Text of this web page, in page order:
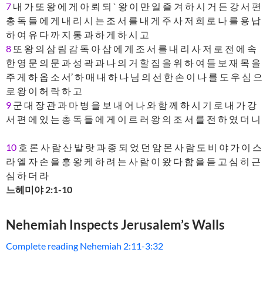
7 내 가 또 왕 에 게 아 뢰 되 ` 왕 이 만 일 즐 겨 하 시 거 든 강 서 편
총 독 들 에 게 내 리 시 는 조 서 를 내 게 주 사 저 희 로 나 를 용 납
하 여 유 다 까 지 통 과 하 게 하 시 고
8 또 왕 의 삼 림 감 독 아 삽 에 게 조 서 를 내 리 사 저 로 전 에 속
한 영 문 의 문 과 성 곽 과 나 의 거 할 집 을 위 하 여 들 보 재 목 을
주 게 하 옵 소 서’ 하 매 내 하 나 님 의 선 한 손 이 나 를 도 우 심 으
로 왕 이 허 락 하 고
9 군 대 장 관 과 마 병 을 보 내 어 나 와 함 께 하 시 기 로 내 가 강
서 편 에 있 는 총 독 들 에 게 이 르 러 왕 의 조 서 를 전 하 였 더 니
10 호 론 사 람 산 발 랏 과 종 되 었 던 암 몬 사 람 도 비 야 가 이 스
라 엘 자 손 을 흥 왕 케 하 려 는 사 람 이 왔 다 함 을 듣 고 심 히 근
심 하 더 라
느헤미야 2:1-10
Nehemiah Inspects Jerusalem’s Walls
Complete reading Nehemiah 2:11-3:32